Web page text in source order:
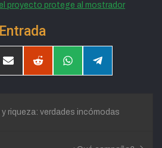
proyecto protege al mostrador
CompartirCompartirCompartirCompartir
riqueza: verdades incómodas